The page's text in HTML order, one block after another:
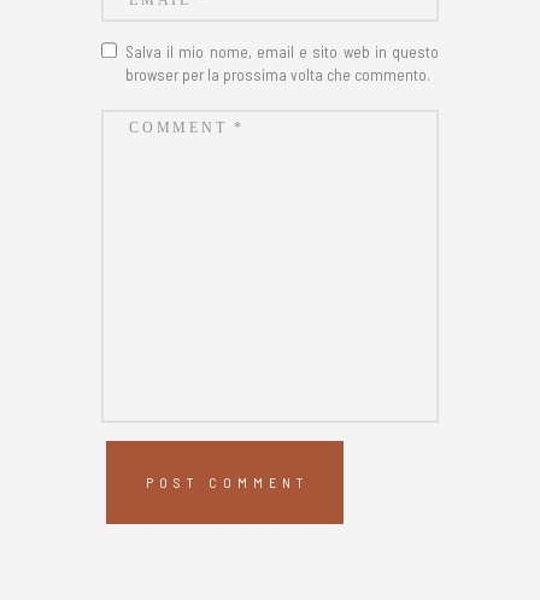
Salva il mio nome, email e sito web in questo
browser per la prossima volta che commento.